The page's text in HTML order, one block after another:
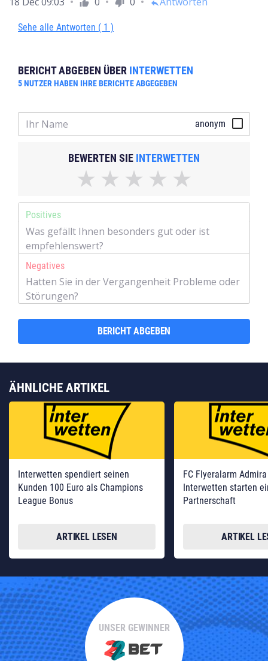
thumb_up thumb_down reply
Sehe alle Antworten ( 1 )
BERICHT ABGEBEN ÜBER INTERWETTEN
5NUTZER HABEN IHRE BERICHTE ABGEGEBEN
anonym
BEWERTEN SIE INTERWETTEN
Positives
Negatives
BERICHT ABGEBEN
ÄHNLICHE ARTIKEL
Interwetten spendiert seinen
Kunden 100 Euro als Champions
League Bonus
ARTIKEL LESEN
FC Flyeralarm
Interwetten starten
Partnerschaft
ARTIKEL
UNSER GEWINNER